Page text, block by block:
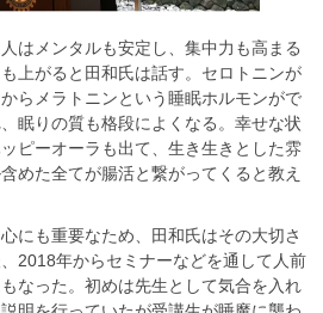
はメンタルも安定し、集中力も高まる
上がると田和氏は話す。セロトニンが
らメラトニンという睡眠ホルモンがで
眠りの質も格段によくなる。幸せな状
ピーオーラも出て、生き生きとした雰
めた全てが腸活と繋がってくると教え
にも重要なため、田和氏はその大切さ
2018年からセミナーなどを通して人前
なった。初めは先生として気合を入れ